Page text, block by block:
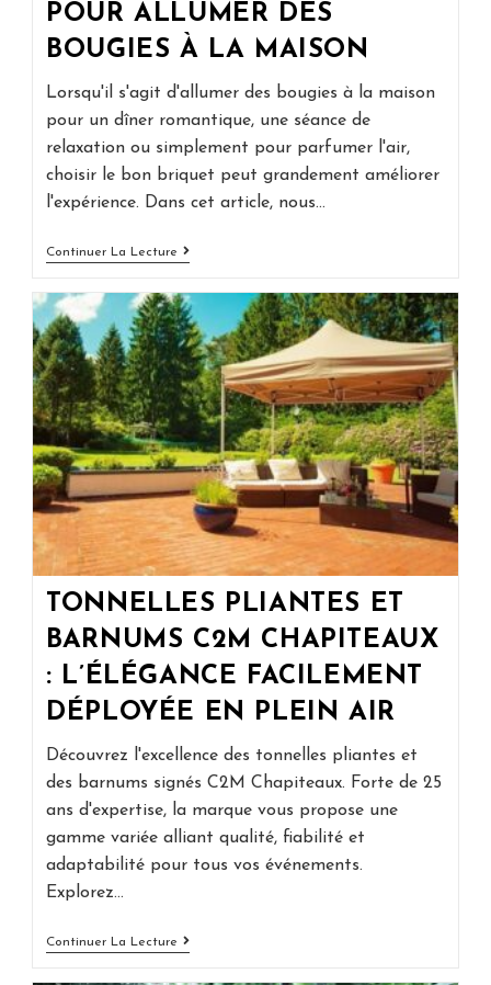
POUR ALLUMER DES
BOUGIES À LA MAISON
Lorsqu'il s'agit d'allumer des bougies à la maison
pour un dîner romantique, une séance de
relaxation ou simplement pour parfumer l'air,
choisir le bon briquet peut grandement améliorer
l'expérience. Dans cet article, nous…
Continuer La Lecture Le
Pour
Allumer
Des
Bougies
À
La
Maison
TONNELLES PLIANTES ET
BARNUMS C2M CHAPITEAUX
: L’ÉLÉGANCE FACILEMENT
DÉPLOYÉE EN PLEIN AIR
Découvrez l'excellence des tonnelles pliantes et
des barnums signés C2M Chapiteaux. Forte de 25
ans d'expertise, la marque vous propose une
gamme variée alliant qualité, fiabilité et
adaptabilité pour tous vos événements.
Explorez…
Continuer La Lecture Tonnelles